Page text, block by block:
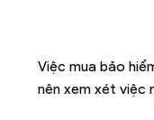
Việc mua bảo
nên xem xét việc